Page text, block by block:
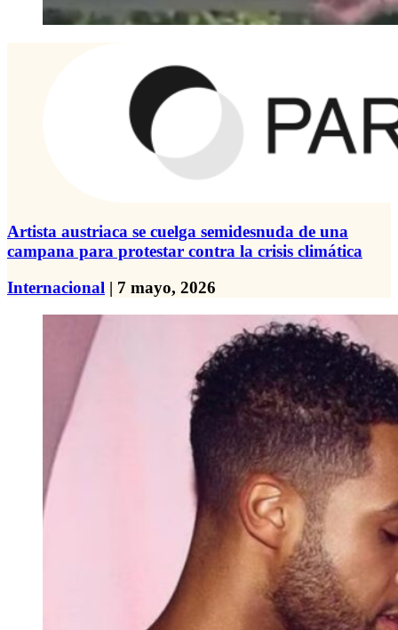
Artista austriaca se cuelga semidesnuda de una
campana para protestar contra la crisis climática
Internacional | 7 mayo, 2026